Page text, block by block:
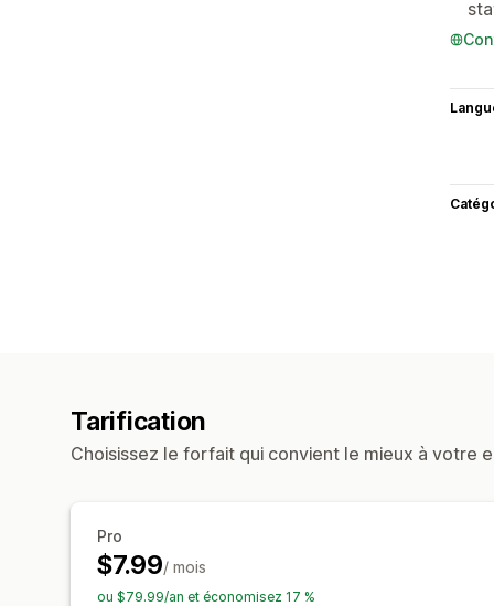
Tarification
Choisissez le forfait qui convient le mieux à votre
Pro
$7.99/ mois
ou $79.99/an et économisez 17 %